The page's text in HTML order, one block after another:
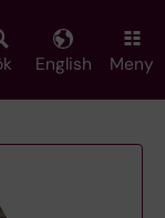
English Meny